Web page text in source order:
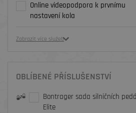
Online videopodpora k prvnímu
nastavení kola
Zobrazit více služeb
OBLÍBENÉ PŘÍSLUŠENSTVÍ
Bontrager sada silničních
Elite